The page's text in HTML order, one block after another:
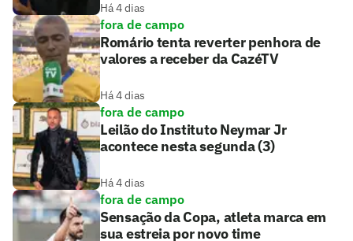
Há 4 dias
fora de campo
Romário tenta reverter penhora de
valores a receber da CazéTV
Há 4 dias
fora de campo
Leilão do Instituto Neymar Jr
acontece nesta segunda (3)
Há 4 dias
fora de campo
Sensação da Copa, atleta marca em
sua estreia por novo time